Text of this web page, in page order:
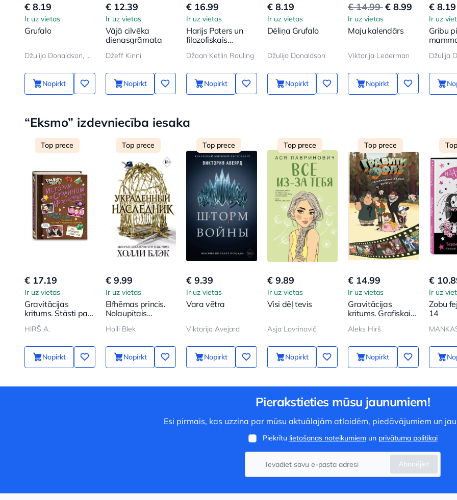
€ 8.19
Ir uz vietas
Grufalo
Džulija Donaldson, Aksel Šeffler
Nopirkt
€ 12.39
Ir uz vietas
Vājā cilvēka
dienasgrāmata
Džeff Kinni
Nopirkt
€ 16.99
Ir uz vietas
Harijs Poters un
filozofiskais
Džoan Ketlin Rouling
Nopirkt
€ 8.19
Ir uz vietas
Dēliņa Grufalo
Džulija Donaldson
Nopirkt
€ 14.99€ 8.99
Ir uz vietas
Maju kalendārs
Viktorija Lederman
Nopirkt
€ 8.19
Ir uz
Gribu
“Eksmo” izdevniecība iesaka
Top prece
€ 17.19
Ir uz vietas
Gravitācijas
kritums. Stāsti par
neizskaidroto
HIRŠ A.
Nopirkt
Top prece
€ 9.99
Ir uz vietas
Elfhēmas princis.
Nolaupītais
Holli Blek
Nopirkt
Top prece
€ 9.39
Ir uz vietas
Vara vētra
Viktorija Avejard
Nopirkt
Top prece
€ 9.89
Ir uz vietas
Visi dēļ tevis
Asja Lavrinovič
Nopirkt
Top prece
€ 14.99
Ir uz vietas
Gravitācijas
kritums. Grafiskais
5
Aleks Hirš
Nopirkt
€
Ir uz
Zobu
14
Pierakstieties mūsu jaunumiem!
Esi pirmais, kas uzzina par mūsu aktuālajām atlaidēm, piedāvājumiem un
Piekrītu lietošanas noteikumiemun privātuma politikai
Abonējiet